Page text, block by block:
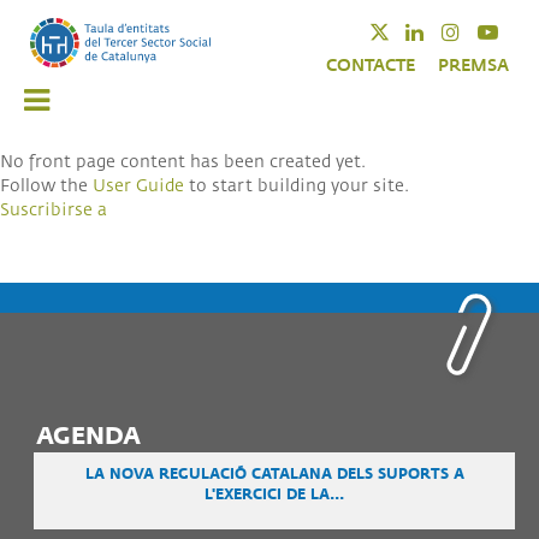
Pasar
principal
TwitterLinkedin
CONTACTE PREMSA
No front page content has been created yet.
Follow the User Guide to start building your site.
Suscribirse a
AGENDA
LA NOVA REGULACIÓ CATALANA DELS SUPORTS A
L'EXERCICI DE LA...